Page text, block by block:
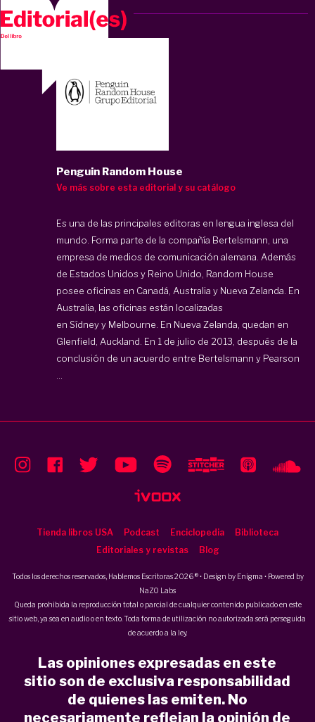
Penguin Random House
Ve más sobre esta editorial y su catálogo
Es una de las principales editoras en lengua inglesa del
mundo. Forma parte de la compañía Bertelsmann, una
empresa de medios de comunicación alemana. Además
de Estados Unidos y Reino Unido, Random House
posee oficinas en Canadá, Australia y Nueva Zelanda. En
Australia, las oficinas están localizadas
en Sídney y Melbourne. En Nueva Zelanda, quedan en
Glenfield, Auckland. En 1 de julio de 2013, después de la
conclusión de un acuerdo entre Bertelsmann y Pearson
Tienda libros USA Podcast Enciclopedia
Biblioteca
Editoriales y revistas
Blog
Todos los derechos reservados, Hablemos Escritoras 2026 ® • Design by Enigma • Powered by
NaZO Labs
Queda prohibida la reproducción total o parcial de cualquier contenido publicado en este
sitio web, ya sea en audio o en texto. Toda forma de utilización no autorizada será perseguida
de acuerdo a la ley.
Las opiniones expresadas en este
sitio son de exclusiva responsabilidad
de quienes las emiten. No
necesariamente reflejan la opinión de